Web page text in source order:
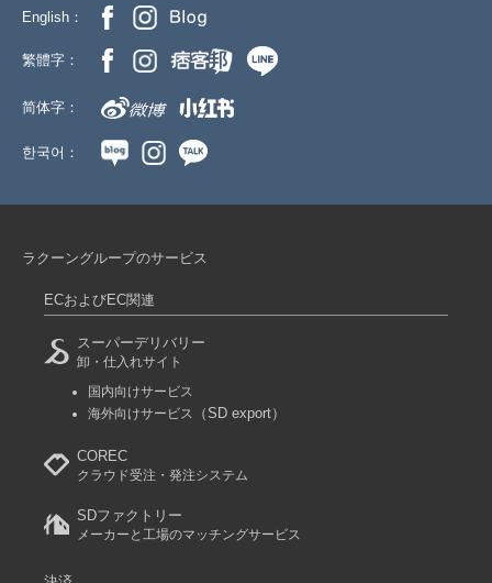
English：
繁體字：
简体字：
한국어：
ラクーングループのサービス
ECおよびEC関連
スーパーデリバリー
卸・仕入れサイト
国内向けサービス
海外向けサービス
（SD export）
COREC
クラウド受注・発注システム
SDファクトリー
メーカーと工場のマッチングサービス